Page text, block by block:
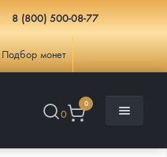
8 (800) 500-08-77
Подбор монет
0
0